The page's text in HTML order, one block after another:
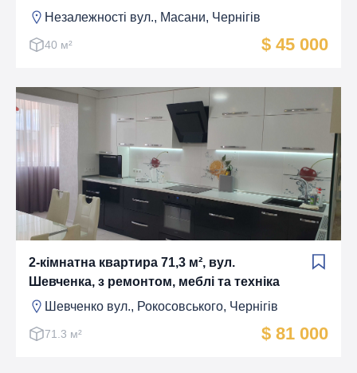
Незалежності вул., Масани, Чернігів
40 м² $ 45 000
2-кімнатна квартира 71,3 м², вул.
Шевченка, з ремонтом, меблі та техніка
Шевченко вул., Рокосовського, Чернігів
71.3 м² $ 81 000